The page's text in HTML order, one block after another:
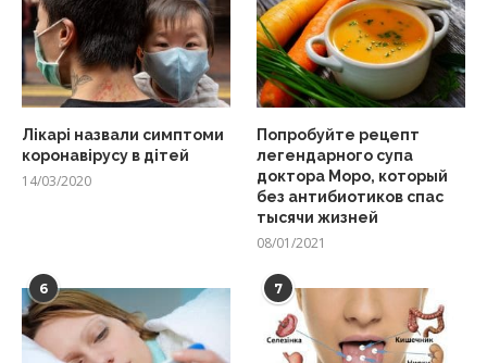
Лікарі назвали симптоми
коронавірусу в дітей
14/03/2020
Попробуйте рецепт
легендарного супа
доктора Моро, который
без антибиотиков спас
тысячи жизней
08/01/2021
6 7